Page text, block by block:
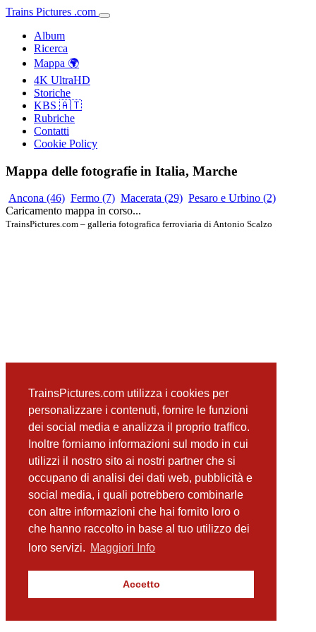
TrainsPictures.com utilizza i cookies per
personalizzare i contenuti, fornire le funzioni
dei social media e analizza il proprio traffico.
Inoltre forniamo informazioni sul modo in cui
utilizzi il nostro sito ai nostri partner che si
occupano di analisi dei dati web, pubblicità e
social media, i quali potrebbero combinarle
con altre informazioni che hai fornito loro o
che hanno raccolto in base al tuo utilizzo dei
loro servizi. Maggiori Info
Accetto
Trains Pictures .com
Album
Ricerca
Mappa 🌍
4K UltraHD
Storiche
KBS 🇦🇹
Rubriche
Contatti
Cookie Policy
Mappa delle fotografie in Italia, Marche
Ancona (46) Fermo (7) Macerata (29) Pesaro e Urbino (2)
Caricamento mappa in corso...
TrainsPictures.com – galleria fotografica ferroviaria di Antonio Scalzo